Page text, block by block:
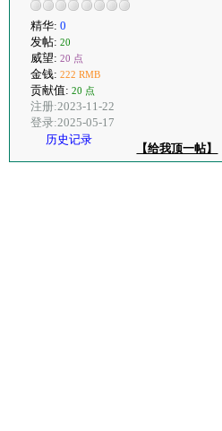
精华: 0
发帖: 20
威望: 20 点
金钱: 222 RMB
贡献值: 20 点
注册:2023-11-22
登录:2025-05-17
历史记录
【给我顶一帖】